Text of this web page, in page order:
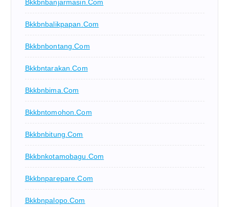
Bkkbnbanjarmasin.com
Bkkbnbalikpapan.com
Bkkbnbontang.com
Bkkbntarakan.com
Bkkbnbima.com
Bkkbntomohon.com
Bkkbnbitung.com
Bkkbnkotamobagu.com
Bkkbnparepare.com
Bkkbnpalopo.com